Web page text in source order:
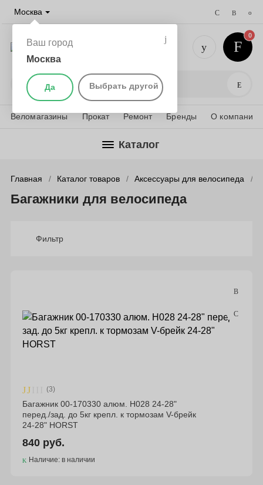
Москва
Ваш город
Москва
Да Выбрать другой Поиск
+7 (495)
0
Веломагазины Прокат Ремонт Бренды О компании
Каталог
Главная Каталог товаров Аксессуары для велосипеда
Багажники для велосипеда
Фильтр
Цена
Материал
(3)
Багажник 00-170330 алюм. H028 24-28"
перед./зад. до 5кг крепл. к тормозам V-брейк
24-28" HORST
840 руб.
Наличие: в наличии